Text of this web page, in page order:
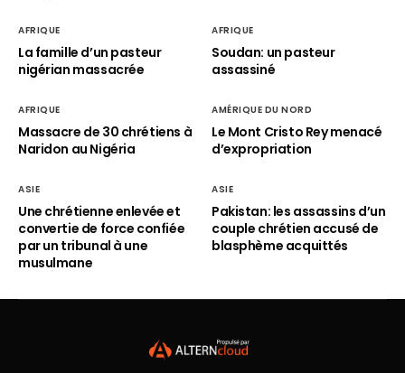
AFRIQUE
La famille d’un pasteur
nigérian massacrée
AFRIQUE
Soudan: un pasteur
assassiné
AFRIQUE
Massacre de 30 chrétiens à
Naridon au Nigéria
AMÉRIQUE DU NORD
Le Mont Cristo Rey menacé
d’expropriation
ASIE
Une chrétienne enlevée et
convertie de force confiée
par un tribunal à une
musulmane
ASIE
Pakistan: les assassins d’un
couple chrétien accusé de
blasphème acquittés